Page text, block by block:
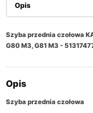
Opis
Szyba przednia czołowa
G80 M3, G81 M3 -
Opis
Szyba przednia czołowa